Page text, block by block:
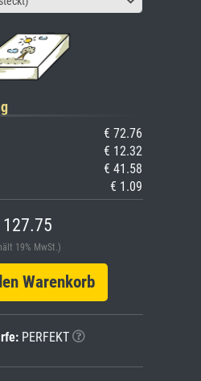
€ 72.76
€ 12.32
€ 41.58
€ 1.09
127.75
19% MwSt.)
Warenkorb
PERFEKT